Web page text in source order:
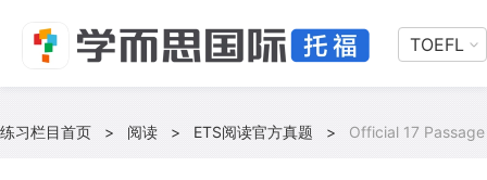
TOEFL
练习栏目首页 > 阅读 > ETS阅读官方真题 > Official 17